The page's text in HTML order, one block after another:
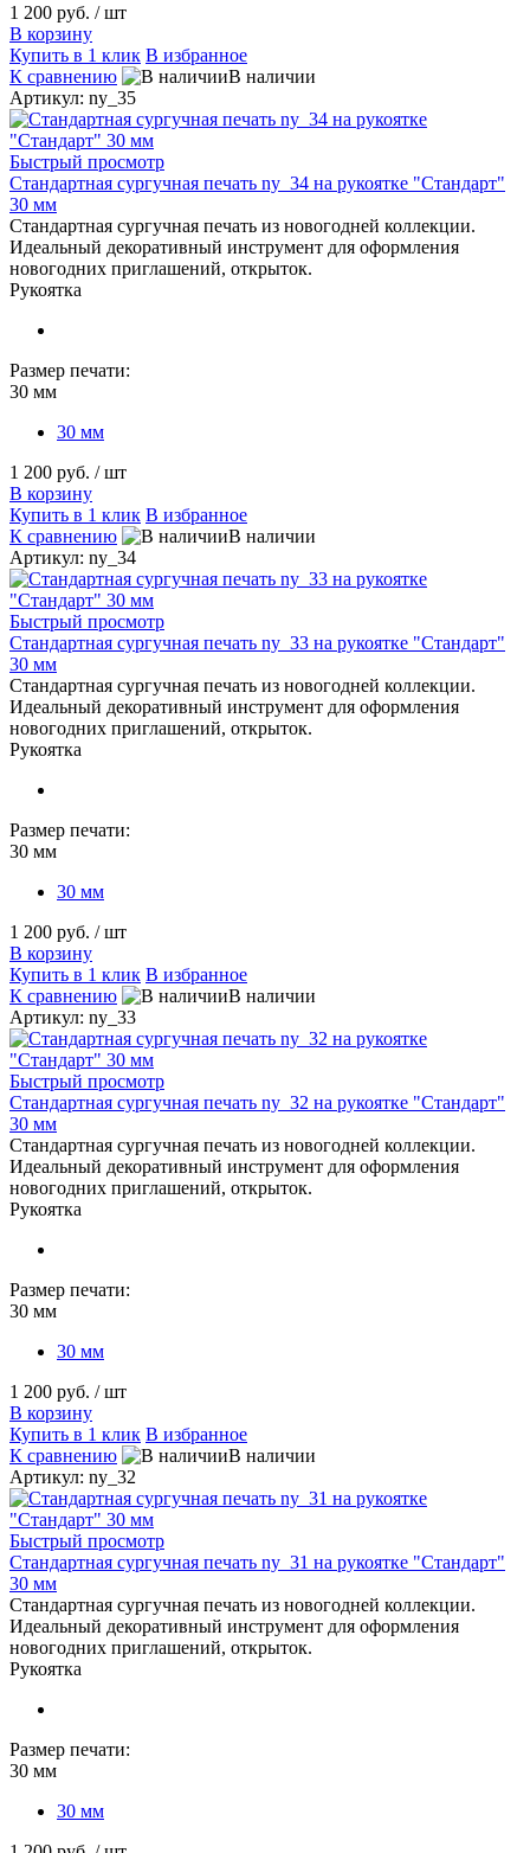
1 200 руб. / шт
В корзину
Купить в 1 клик В избранное
К сравнению
В наличии
Артикул: ny_35
Быстрый просмотр
Стандартная сургучная печать ny_34 на рукоятке "Стандарт"
30 мм
Стандартная сургучная печать из новогодней коллекции.
Идеальный декоративный инструмент для оформления
новогодних приглашений, открыток.
Рукоятка
Размер печати:
30 мм
30 мм
1 200 руб. / шт
В корзину
Купить в 1 клик В избранное
К сравнению
В наличии
Артикул: ny_34
Быстрый просмотр
Стандартная сургучная печать ny_33 на рукоятке "Стандарт"
30 мм
Стандартная сургучная печать из новогодней коллекции.
Идеальный декоративный инструмент для оформления
новогодних приглашений, открыток.
Рукоятка
Размер печати:
30 мм
30 мм
1 200 руб. / шт
В корзину
Купить в 1 клик В избранное
К сравнению
В наличии
Артикул: ny_33
Быстрый просмотр
Стандартная сургучная печать ny_32 на рукоятке "Стандарт"
30 мм
Стандартная сургучная печать из новогодней коллекции.
Идеальный декоративный инструмент для оформления
новогодних приглашений, открыток.
Рукоятка
Размер печати:
30 мм
30 мм
1 200 руб. / шт
В корзину
Купить в 1 клик В избранное
К сравнению
В наличии
Артикул: ny_32
Быстрый просмотр
Стандартная сургучная печать ny_31 на рукоятке "Стандарт"
30 мм
Стандартная сургучная печать из новогодней коллекции.
Идеальный декоративный инструмент для оформления
новогодних приглашений, открыток.
Рукоятка
Размер печати:
30 мм
30 мм